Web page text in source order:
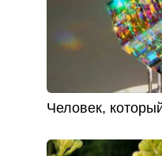
Человек,